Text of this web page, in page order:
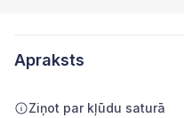
Apraksts
Ziņot par kļūdu saturā